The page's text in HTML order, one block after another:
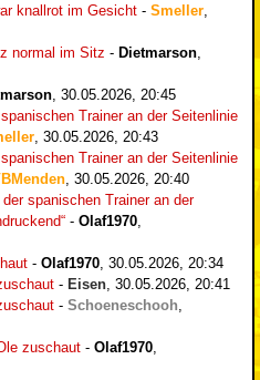
knallrot im Gesicht - Smeller
normal im Sitz - Dietmarson
30.05.2026, 20:45
spanischen Trainer an der Seitenlinie
30.05.2026, 20:43
spanischen Trainer an der Seitenlinie
30.05.2026, 20:40
der spanischen Trainer an der
- Olaf1970
- Olaf1970 30.05.2026, 20:34
- Eisen 30.05.2026, 20:41
- Schoeneschooh
zuschaut - Olaf1970